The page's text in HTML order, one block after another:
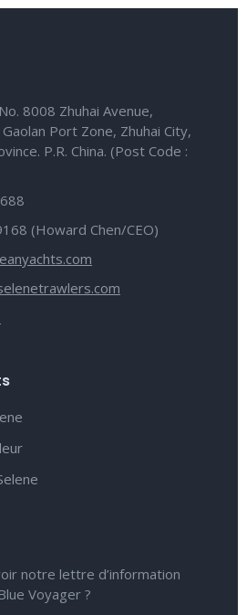
8008 Zhuhai Avenue,
Port Zone, Zhuhai City,
P.R. China. (Post Code :
(Howard Chen/CEO)
notre lettre d’information
Voyager ?